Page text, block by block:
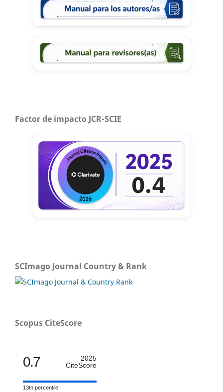
Factor de impacto JCR-SCIE
SCImago Journal Country & Rank
Scopus CiteScore
0.7
2025
CiteScore
13th percentile